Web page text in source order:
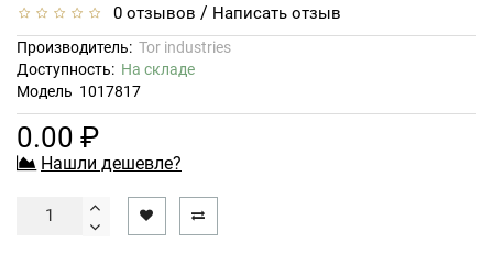
0 отзывов / Написать отзыв
Производитель: Tor industries
Доступность: На складе
Модель 1017817
0.00 ₽
Нашли дешевле?